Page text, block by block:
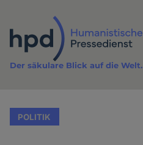
Inhalt
Der säkulare Blick auf die Welt.
POLITIK